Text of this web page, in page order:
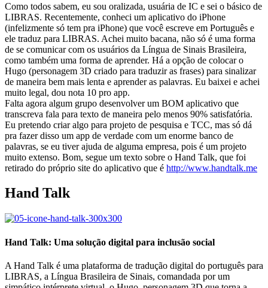
Como todos sabem, eu sou oralizada, usuária de IC e sei o básico de
LIBRAS. Recentemente, conheci um aplicativo do iPhone
(infelizmente só tem pra iPhone) que você escreve em Português e
ele traduz para LIBRAS. Achei muito bacana, não só é uma forma
de se comunicar com os usuários da Língua de Sinais Brasileira,
como também uma forma de aprender. Há a opção de colocar o
Hugo (personagem 3D criado para traduzir as frases) para sinalizar
de maneira bem mais lenta e aprender as palavras. Eu baixei e achei
muito legal, dou nota 10 pro app.
Falta agora algum grupo desenvolver um BOM aplicativo que
transcreva fala para texto de maneira pelo menos 90% satisfatória.
Eu pretendo criar algo para projeto de pesquisa e TCC, mas só dá
pra fazer disso um app de verdade com um enorme banco de
palavras, se eu tiver ajuda de alguma empresa, pois é um projeto
muito extenso. Bom, segue um texto sobre o Hand Talk, que foi
retirado do próprio site do aplicativo que é http://www.handtalk.me
Hand Talk
Hand Talk: Uma solução digital para inclusão social
A Hand Talk é uma plataforma de tradução digital do português para
LIBRAS, a Língua Brasileira de Sinais, comandada por um